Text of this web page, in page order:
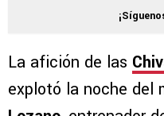
La afición de las
explotó la noche del